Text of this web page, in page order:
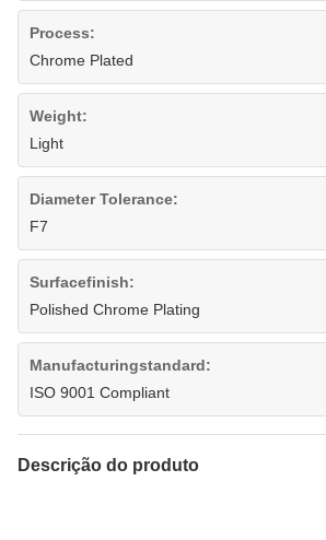
Process:
Chrome Plated
Weight:
Light
Diameter Tolerance:
F7
Surfacefinish:
Polished Chrome Plating
Manufacturingstandard:
ISO 9001 Compliant
Descrição do produto